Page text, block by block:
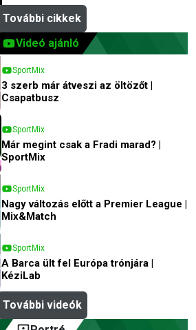
További cikkek
Videó ajánló
SportMix
3 szerb már átveszi az öltözőt |
Csapatbusz
SportMix
Már megint csak a Fradi marad? |
SportMix
SportMix
Nagy változás előtt a Premier League |
Mix&Match
SportMix
A Barca ült fel Európa trónjára |
KéziLab
További videók